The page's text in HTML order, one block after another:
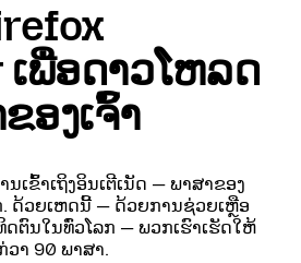
ເພື່ອດາວໂຫລດ
ອງເຈົ້າ
ເຂົ້າເຖິງອິນເຕີເນັດ — ພາສາຂອງ
ດ້ວຍເຫດນີ້ — ດ້ວຍການຊ່ວຍເຫຼືອ
ຕົນໃນທົ່ວໂລກ — ພວກເຮົາເຮັດໃຫ້
າ 90 ພາສາ.